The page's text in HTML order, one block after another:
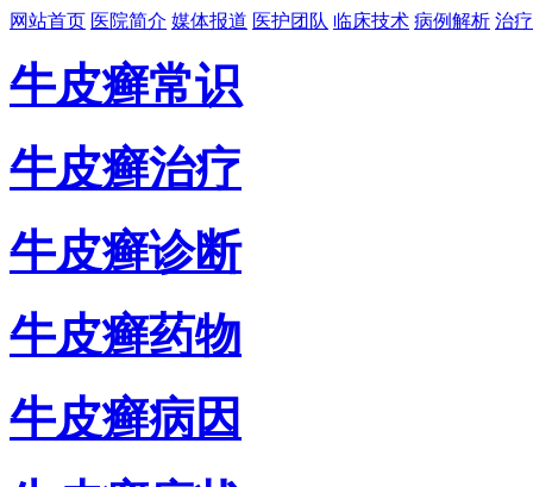
网站首页 医院简介 媒体报道 医护团队 临床技术 病例解析 治
牛皮癣常识
牛皮癣治疗
牛皮癣诊断
牛皮癣药物
牛皮癣病因